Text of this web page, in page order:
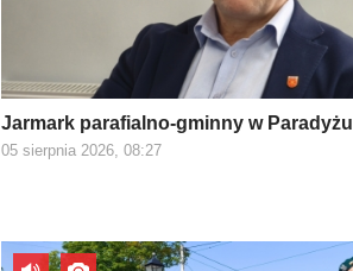
Jarmark parafialno-gminny w Paradyżu
05 sierpnia 2026, 08:27